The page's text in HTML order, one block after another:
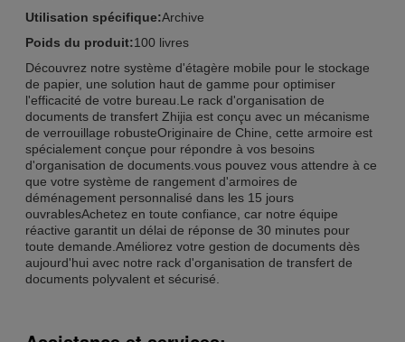
Utilisation spécifique:Archive
Poids du produit:100 livres
Découvrez notre système d'étagère mobile pour le stockage
de papier, une solution haut de gamme pour optimiser
l'efficacité de votre bureau.Le rack d'organisation de
documents de transfert Zhijia est conçu avec un mécanisme
de verrouillage robusteOriginaire de Chine, cette armoire est
spécialement conçue pour répondre à vos besoins
d'organisation de documents.vous pouvez vous attendre à ce
que votre système de rangement d'armoires de
déménagement personnalisé dans les 15 jours
ouvrablesAchetez en toute confiance, car notre équipe
réactive garantit un délai de réponse de 30 minutes pour
toute demande.Améliorez votre gestion de documents dès
aujourd'hui avec notre rack d'organisation de transfert de
documents polyvalent et sécurisé.